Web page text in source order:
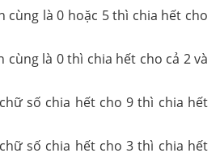
cùng là 0 hoặc 5 thì chia hết cho
cùng là 0 thì chia hết cho cả 2 và
số chia hết cho 9 thì chia hết
số chia hết cho 3 thì chia hết